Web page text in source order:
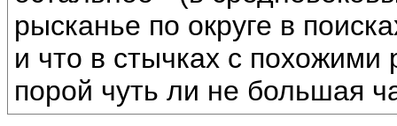
рысканье по округе в
и что в стычках с похожими
порой чуть ли не большая